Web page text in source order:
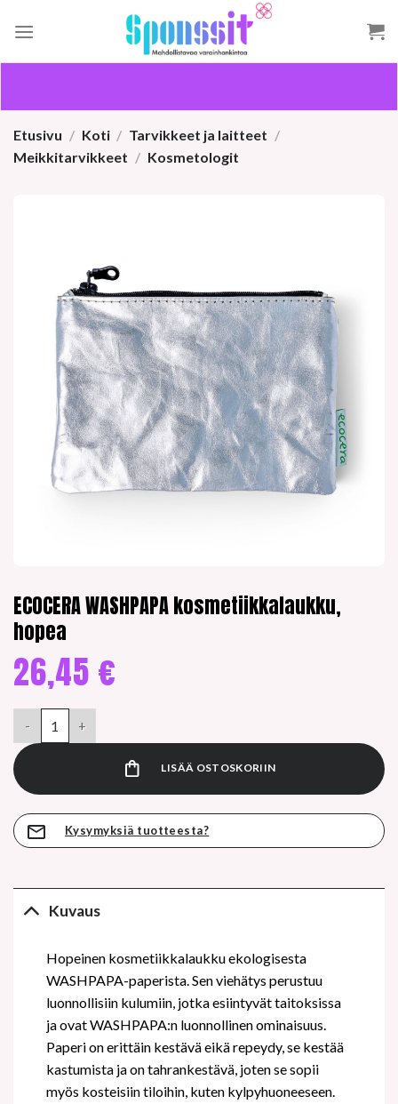
Etusivu / Koti / Tarvikkeet ja laitteet /
Meikkitarvikkeet / Kosmetologit
ECOCERA WASHPAPA kosmetiikkalaukku,
hopea
26,45 €
LISÄÄ OSTOSKORIIN
Kysymyksiä tuotteesta?
Kuvaus
Hopeinen kosmetiikkalaukku ekologisesta
WASHPAPA-paperista. Sen viehätys perustuu
luonnollisiin kulumiin, jotka esiintyvät taitoksissa
ja ovat WASHPAPA:n luonnollinen ominaisuus.
Paperi on erittäin kestävä eikä repeydy, se kestää
kastumista ja on tahrankestävä, joten se sopii
myös kosteisiin tiloihin, kuten kylpyhuoneeseen.